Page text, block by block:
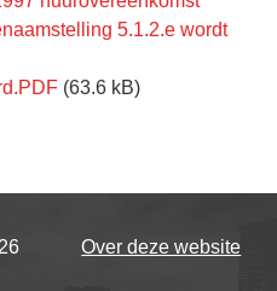
5.1.2.e wordt
(63.6 kB)
Over deze website